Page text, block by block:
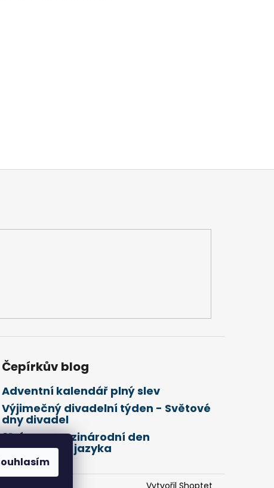
Čepírkův blog
Adventní kalendář plný slev
Výjimečný divadelní týden - Světové
dny divadel
21. února Mezinárodní den
mateřského jazyka